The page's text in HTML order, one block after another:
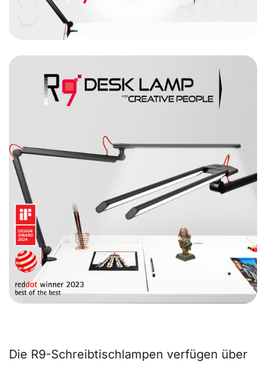
Die R9-Schreibtischlampen verfügen über